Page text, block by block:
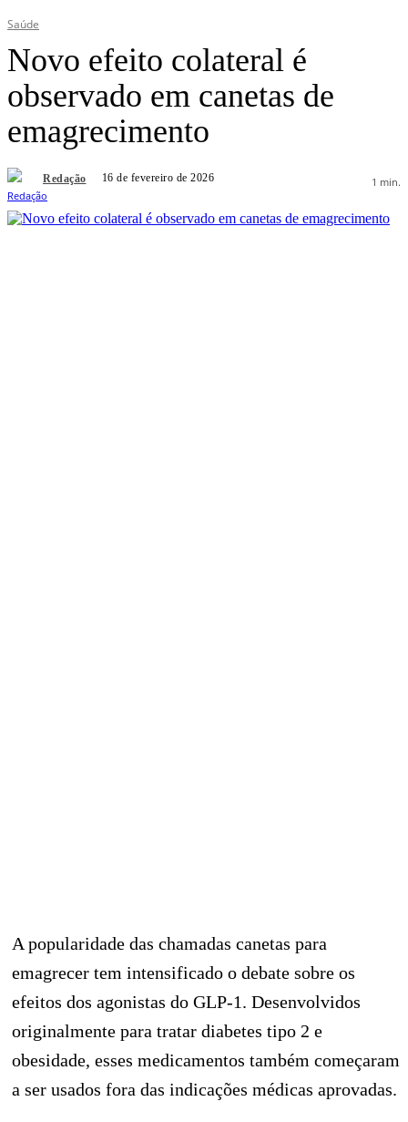
Saúde
Novo efeito colateral é
observado em canetas de
emagrecimento
Redação 16 de fevereiro de 2026 1 min.
A popularidade das chamadas canetas para
emagrecer tem intensificado o debate sobre os
efeitos dos agonistas do GLP-1. Desenvolvidos
originalmente para tratar diabetes tipo 2 e
obesidade, esses medicamentos também começaram
a ser usados fora das indicações médicas aprovadas.